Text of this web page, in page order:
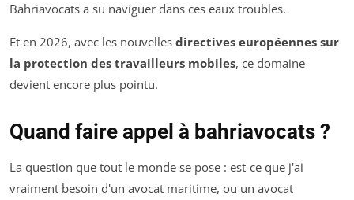
Bahriavocats a su naviguer dans ces eaux troubles.
Et en 2026, avec les nouvelles directives européennes sur
la protection des travailleurs mobiles, ce domaine
devient encore plus pointu.
Quand faire appel à bahriavocats ?
La question que tout le monde se pose : est-ce que j'ai
vraiment besoin d'un avocat maritime, ou un avocat